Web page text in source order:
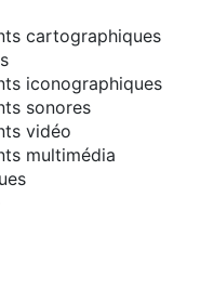
cartographiques
iconographiques
sonores
vidéo
multimédia